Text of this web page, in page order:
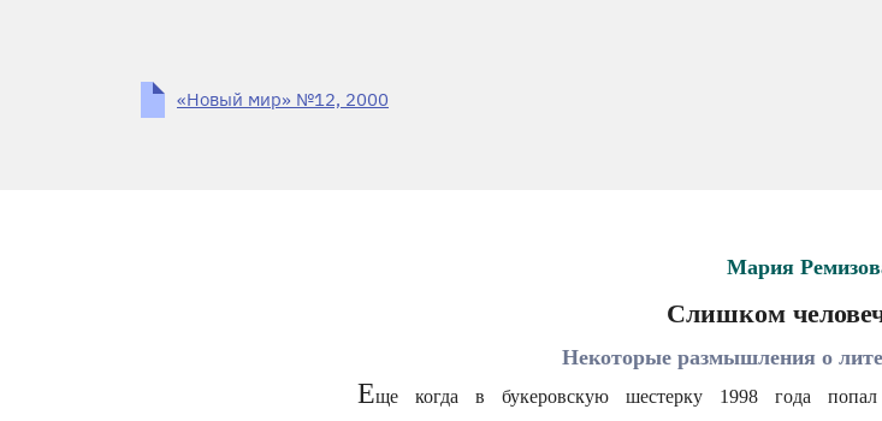
«Новый мир» №12, 2000
Мария
Слишком
Некоторые размышления о
Еще когда в букеровскую шестерку 1998 года